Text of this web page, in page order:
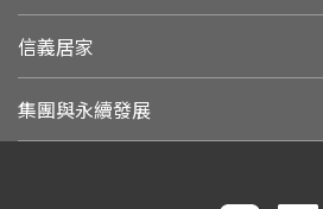
信義居家
集團與永續發展